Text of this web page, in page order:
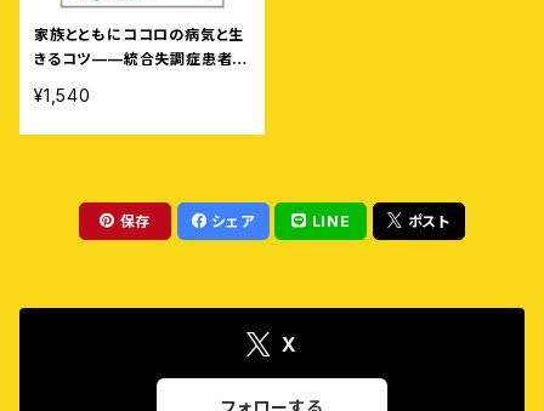
家族とともにココロの病気と生
きるコツ——統合失調症患者か
¥1,540
保存 シェア LINE ポスト
X
フォローする